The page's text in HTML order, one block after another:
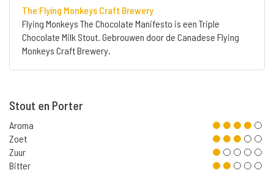
The Flying Monkeys Craft Brewery
Flying Monkeys The Chocolate Manifesto is een Triple
Chocolate Milk Stout. Gebrouwen door de Canadese Flying
Monkeys Craft Brewery.
Stout en Porter
Aroma
Zoet
Zuur
Bitter